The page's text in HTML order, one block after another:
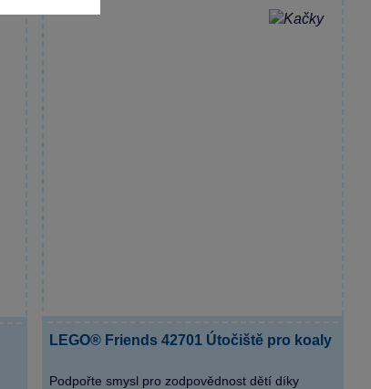
LEGO® Friends 42701 Útočiště pro koaly
Podpořte smysl pro zodpovědnost dětí díky